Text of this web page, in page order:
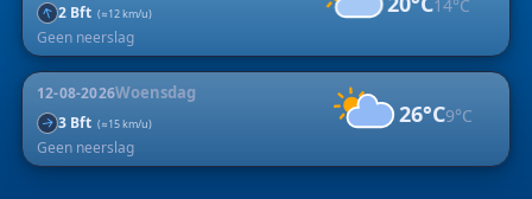
14°C
Geen neerslag
↑2 Bft (≈12 km/u)
12-08-2026Woensdag
26°C9°C
Geen neerslag
↑3 Bft (≈15 km/u)